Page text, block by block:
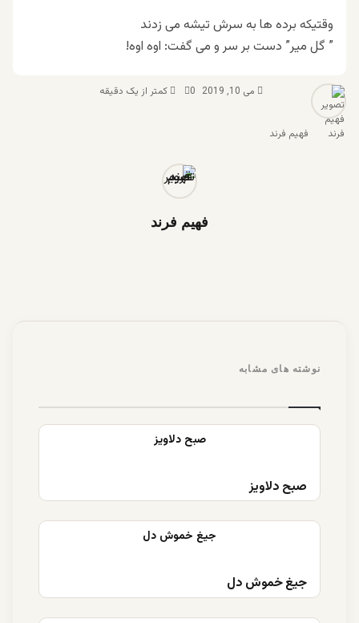
وقتیکه برده ها به سرش تیشه می زدند
” گل میر” دست بر سر و می گفت: اوه اوه!
فهیم فرند
می 10, 2019 0 کمتر از یک دقیقه
فهیم فرند
نوشته های مشابه
صبح دلاویز
جیغ خموش دل